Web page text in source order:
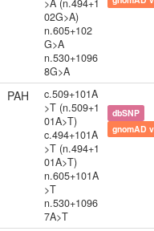
>A (n.494+1
02G>A)
n.605+102
G>A
n.530+1096
8G>A
PAH
c.509+101A
>T (n.509+1
01A>T)
c.494+101A
>T (n.494+1
01A>T)
n.605+101A
>T
n.530+1096
7A>T
dbSNP
gnomAD